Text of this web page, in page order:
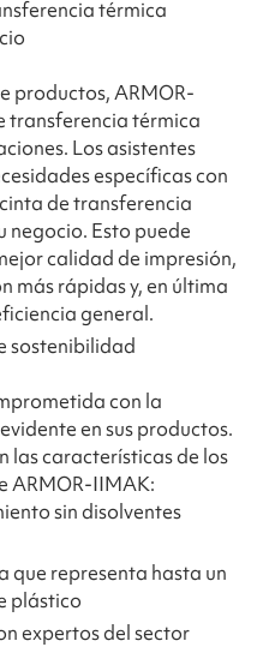
térmica
productos, ARMOR-
transferencia térmica
Los asistentes
específicas con
de transferencia
Esto puede
calidad de impresión,
más rápidas y, en última
general.
sostenibilidad
con la
en sus productos.
las características de los
ARMOR-IIMAK:
sin disolventes
que representa hasta un
plástico
expertos del sector